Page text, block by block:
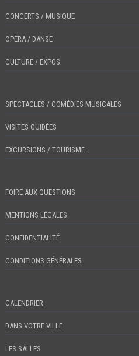
CONCERTS / MUSIQUE
OPÉRA / DANSE
CULTURE / EXPOS
SPECTACLES / COMÉDIES MUSICALES
VISITES GUIDÉES
EXCURSIONS / TOURISME
FOIRE AUX QUESTIONS
MENTIONS LÉGALES
CONFIDENTIALITÉ
CONDITIONS GÉNÉRALES
CALENDRIER
DANS VOTRE VILLE
LES SALLES